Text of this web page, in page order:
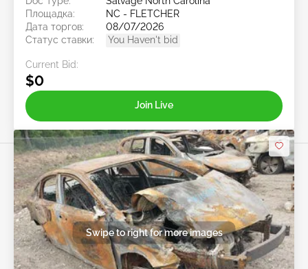
Площадка:
NC - FLETCHER
Дата торгов:
08/07/2026
Статус ставки:
You Haven't bid
Current Bid:
$0
Join Live
Swipe to right for more images